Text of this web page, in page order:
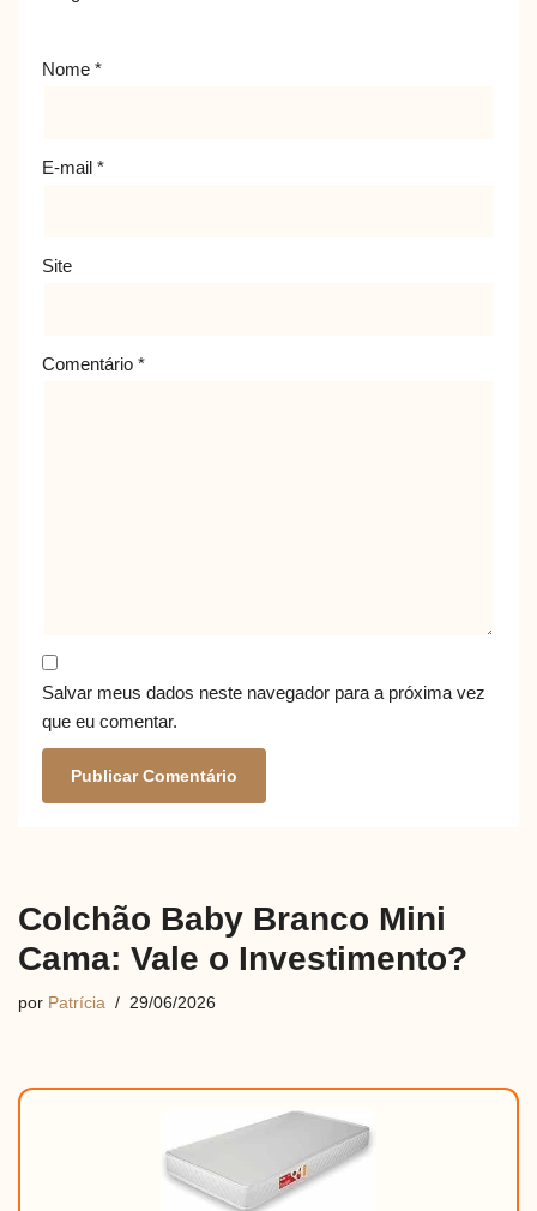
Nome *
E-mail *
Site
Comentário *
Salvar meus dados neste navegador para a próxima vez
que eu comentar.
Colchão Baby Branco Mini
Cama: Vale o Investimento?
por Patrícia 29/06/2026